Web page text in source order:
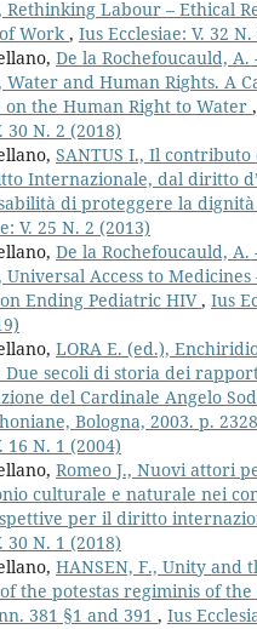
Rethinking Labour – Ethical
Work , Ius Ecclesiae: V. 32
De la Rochefoucauld,
Water and Human Rights. A
on the Human Right to Water ,
30 N. 2 (2018)
SANTUS I., Il contributo
Internazionale, dal diritto
di proteggere la
V. 25 N. 2 (2013)
De la Rochefoucauld,
Universal Access to Medicines
Ending Pediatric HIV, Ius
LORA E. (ed.),
Due secoli di storia dei
del Cardinale Angelo
Bologna, 2003. p.
16 N. 1 (2004)
Romeo J., Nuovi attori
culturale e naturale nei
per il diritto
30 N. 1 (2018)
HANSEN, F., Unity and
the potestas regiminis of the
381 §1 and 391 , Ius